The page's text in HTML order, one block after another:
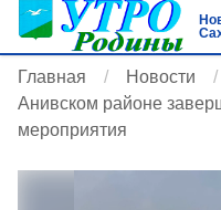
Главная Новости
Анивском районе
мероприятия